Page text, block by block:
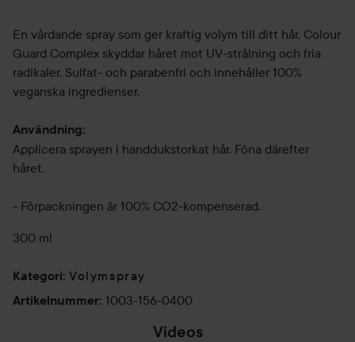
En vårdande spray som ger kraftig volym till ditt hår. Colour
Guard Complex skyddar håret mot UV-strålning och fria
radikaler. Sulfat- och parabenfri och innehåller 100%
veganska ingredienser.
Användning:
Applicera sprayen i handdukstorkat hår. Föna därefter
håret.
- Förpackningen är 100% CO2-kompenserad.
300 ml
Kategori: Volymspray
Artikelnummer: 1003-156-0400
Videos